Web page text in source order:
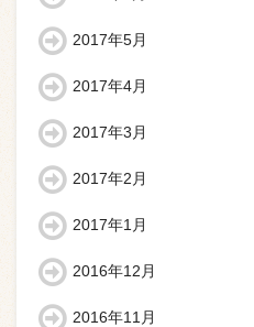
2017年5月
2017年4月
2017年3月
2017年2月
2017年1月
2016年12月
2016年11月